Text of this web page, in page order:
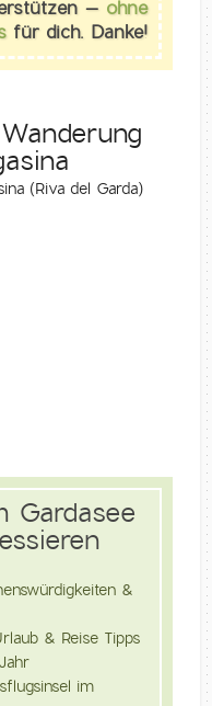
– ohne
für dich. Danke!
(Riva del Garda)
Gardasee
&
& Reise Tipps
im